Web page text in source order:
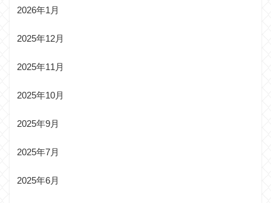
2026年1月
2025年12月
2025年11月
2025年10月
2025年9月
2025年7月
2025年6月